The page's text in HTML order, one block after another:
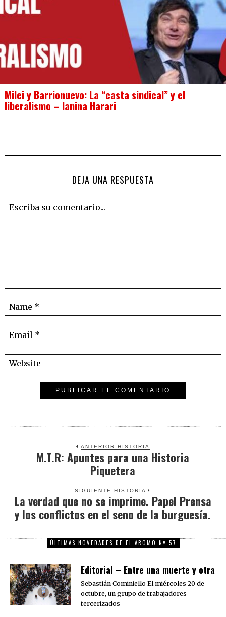
Milei y Barrionuevo: La “casta sindical” y el
liberalismo – Ianina Harari
DEJA UNA RESPUESTA
ANTERIOR HISTORIA
Previous
post:
M.T.R: Apuntes para una Historia
Piquetera
SIGUIENTE HISTORIA
Next
post:
La verdad que no se imprime. Papel Prensa
y los conflictos en el seno de la burguesía.
ÚLTIMAS NOVEDADES DE EL AROMO Nº 57
Editorial – Entre una muerte y otra
Sebastián Cominiello El miércoles 20 de
octubre, un grupo de trabajadores
tercerizados